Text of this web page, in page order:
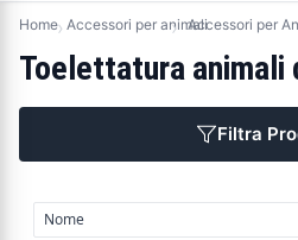
Home Accessori per animaliAccessori per
Toelettatura animali
Filtra